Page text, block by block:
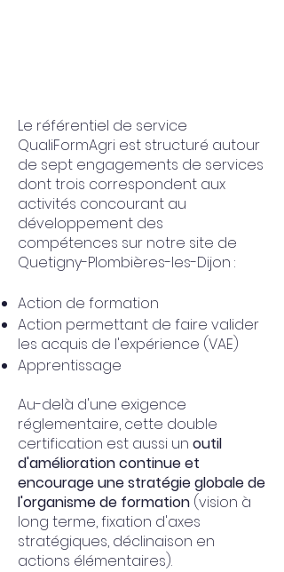
Le référentiel de service
QualiFormAgri est structuré autour
de sept engagements de services
dont trois correspondent aux
activités concourant au
développement des
compétences sur notre site de
Quetigny-Plombières-les-Dijon :
Action de formation
Action permettant de faire valider
les acquis de l'expérience (VAE)
Apprentissage
Au-delà d'une exigence
réglementaire, cette double
certification est aussi un outil
d'amélioration continue et
encourage une stratégie globale de
l'organisme de formation (vision à
long terme, fixation d'axes
stratégiques, déclinaison en
actions élémentaires).